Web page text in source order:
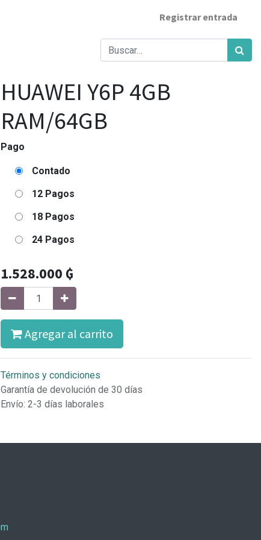
Registrar entrada
HUAWEI Y6P 4GB
RAM/64GB
Pago
Contado
12 Pagos
18 Pagos
24 Pagos
1.528.000 ₲
Agregar al carrito
Términos y condiciones
Garantía de devolución de 30 días
Envío: 2-3 días laborales